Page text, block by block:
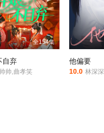
全154集
自弃
帅,曲孝笑
他偏要
10.0 林深深